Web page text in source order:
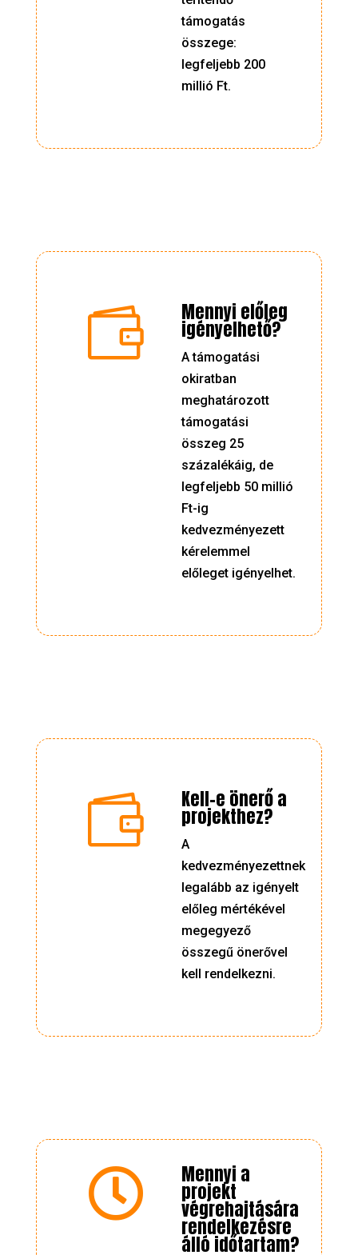
támogatás
összege:
legfeljebb 200
millió Ft.
 Mennyi előleg
igényelhető?
A támogatási
okiratban
meghatározott
támogatási
összeg 25
százalékáig, de
legfeljebb 50 millió
Ft-ig
kedvezményezett
kérelemmel
előleget igényelhet.
 Kell-e önerő a
projekthez?
A
kedvezményezettnek
legalább az igényelt
előleg mértékével
megegyező
összegű önerővel
kell rendelkezni.
 Mennyi a
projekt
végrehajtására
rendelkezésre
álló időtartam?